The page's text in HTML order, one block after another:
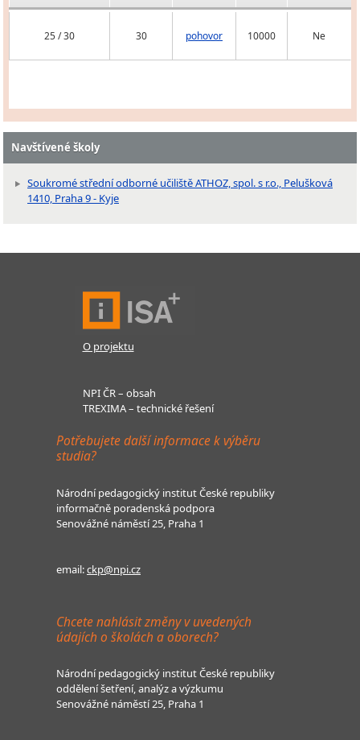
25 / 30 30 pohovor 10000 Ne
Navštívené školy
Soukromé střední odborné učiliště ATHOZ, spol. s r.o., Pelušková
1410, Praha 9 - Kyje
O projektu
NPI ČR – obsah
TREXIMA – technické řešení
Potřebujete další informace k výběru
studia?
Národní pedagogický institut České republiky
informačně poradenská podpora
Senovážné náměstí 25, Praha 1
email:ckp@npi.cz
Chcete nahlásit změny v uvedených
údajích o školách a oborech?
Národní pedagogický institut České republiky
oddělení šetření, analýz a výzkumu
Senovážné náměstí 25, Praha 1